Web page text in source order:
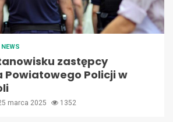
NEWS
zastępcy
Powiatowego Policji w
marca 2025 1352